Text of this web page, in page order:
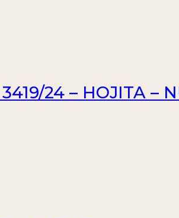
24 – HOJITA –